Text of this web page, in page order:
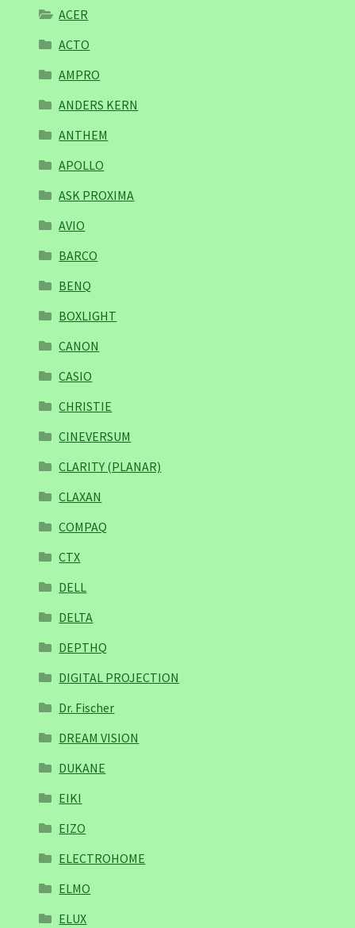
ACER
ACTO
AMPRO
ANDERS KERN
ANTHEM
APOLLO
ASK PROXIMA
AVIO
BARCO
BENQ
BOXLIGHT
CANON
CASIO
CHRISTIE
CINEVERSUM
CLARITY (PLANAR)
CLAXAN
COMPAQ
CTX
DELL
DELTA
DEPTHQ
DIGITAL PROJECTION
Dr. Fischer
DREAM VISION
DUKANE
EIKI
EIZO
ELECTROHOME
ELMO
ELUX